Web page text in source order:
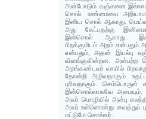
அன்போடும் வஞ்சனை
சொல். உண்மையை
இனிய சொல் ஆகாது.
அது கேட்பதற்கு
இன்சொல் ஆகாது.
பிறக்குமிடம் அறம் என்பதும்
என்பதும், அதன் இயல்பு
விளங்குகின்றன. அன்பற்ற
அறங்கண்டவர் வாயில்
தோன்றி அழிவதாகும்.
புரிவதாகும்.
இன்சொல்லாகவே
அவர் மொழியில் அன்பு
அவர் உள்ளொன்று வைத்துப்
மட்டுமே சொல்வர்.